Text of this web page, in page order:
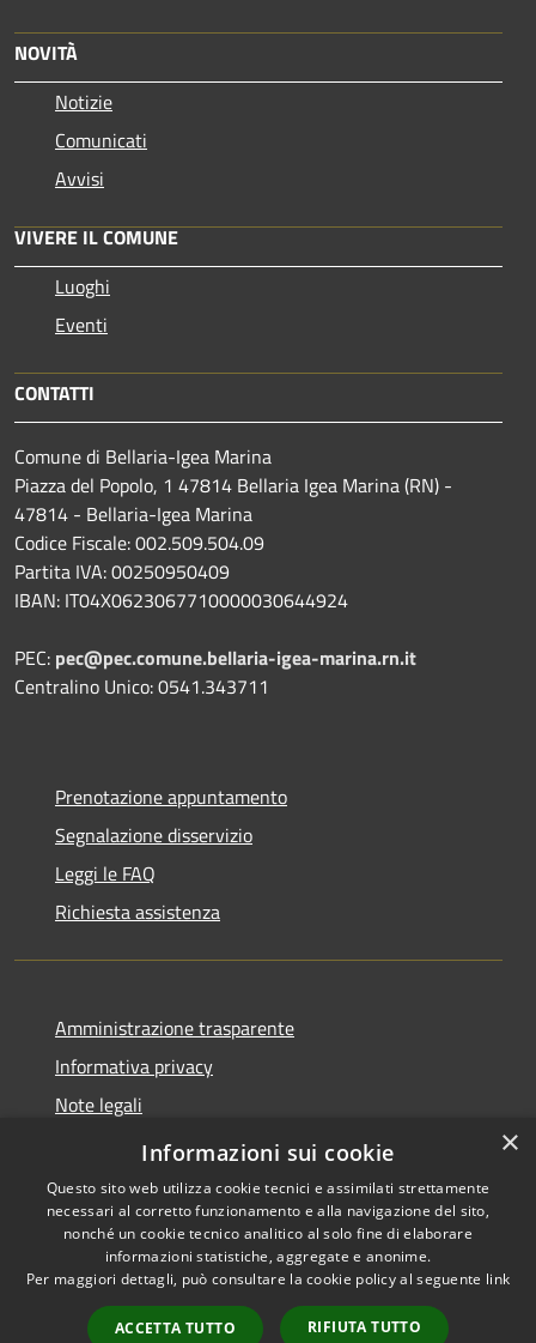
NOVITÀ
Notizie
Comunicati
Avvisi
VIVERE IL COMUNE
Luoghi
Eventi
CONTATTI
Comune di Bellaria-Igea Marina
Piazza del Popolo, 1 47814 Bellaria Igea Marina (RN) -
47814 - Bellaria-Igea Marina
Codice Fiscale: 002.509.504.09
Partita IVA: 00250950409
IBAN: IT04X0623067710000030644924
PEC: pec@pec.comune.bellaria-igea-marina.rn.it
Centralino Unico: 0541.343711
Prenotazione appuntamento
Segnalazione disservizio
Leggi le FAQ
Richiesta assistenza
Amministrazione trasparente
Informativa privacy
Note legali
Dichiarazione di accessibilità
Accessibilità
Copyright © 2026 • Comune di
Bellaria Igea Marina • Powered
byMunicipium
Accesso
×
Informazioni sui cookie
Questo sito web utilizza cookie tecnici e assimilati strettamente
necessari al corretto funzionamento e alla navigazione del sito,
nonché un cookie tecnico analitico al solo fine di elaborare
informazioni statistiche, aggregate e anonime.
Per maggiori dettagli, può consultare la cookie policy al seguente link
ACCETTA TUTTO RIFIUTA TUTTO